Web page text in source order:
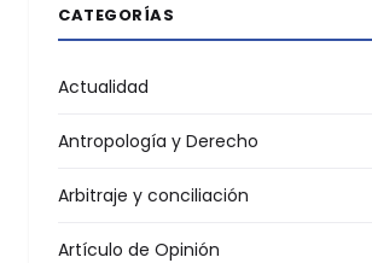
CATEGORÍAS
Actualidad
Antropología y Derecho
Arbitraje y conciliación
Artículo de Opinión